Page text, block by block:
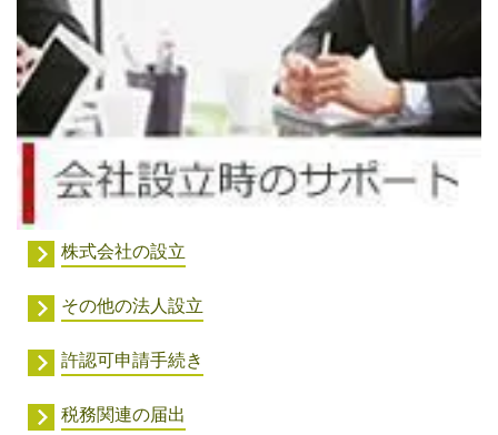
株式会社の設立
その他の法人設立
許認可申請手続き
税務関連の届出